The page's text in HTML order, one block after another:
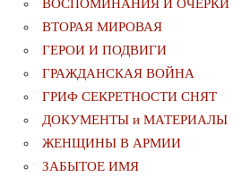
ВОСПОМИНАНИЯ И ОЧЕРКИ
ВТОРАЯ МИРОВАЯ
ГЕРОИ И ПОДВИГИ
ГРАЖДАНСКАЯ ВОЙНА
ГРИФ СЕКРЕТНОСТИ СНЯТ
ДОКУМЕНТЫ и МАТЕРИАЛЫ
ЖЕНЩИНЫ В АРМИИ
ЗАБЫТОЕ ИМЯ